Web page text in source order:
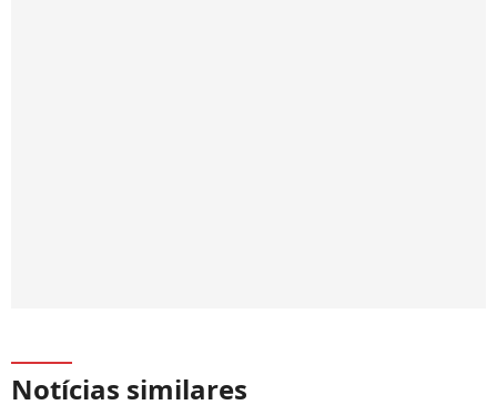
Notícias similares